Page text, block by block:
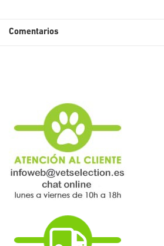
Comentarios